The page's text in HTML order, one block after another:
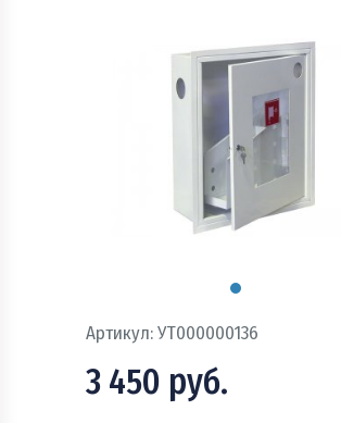
Обеспечение эвакуации, знаки
Огнебиозащитные составы
Пожарно - охранная сигнализация
оповещения при пожаре
Средства защиты и безопасность
Артикул:УТ000000136
3 450 руб.